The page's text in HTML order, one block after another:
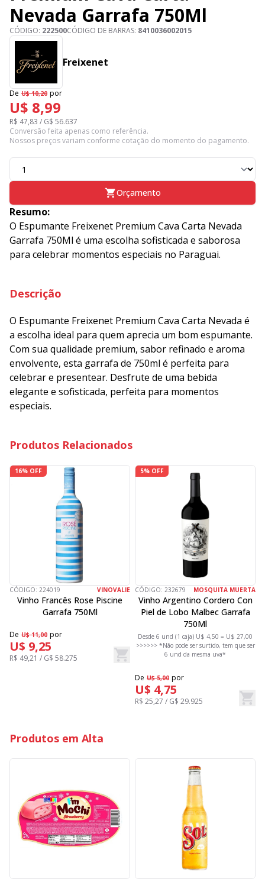
Nevada Garrafa 750Ml
CÓDIGO: 222500CÓDIGO DE BARRAS: 8410036002015
Freixenet
De U$ 10,20 por
U$ 8,99
R$ 47,83 / G$ 56.637
Conversão feita apenas como referência.
Nossos preços variam conforme cotação do momento do pagamento.
Orçamento
Resumo:
O Espumante Freixenet Premium Cava Carta Nevada
Garrafa 750Ml é uma escolha sofisticada e saborosa
para celebrar momentos especiais no Paraguai.
Descrição
O Espumante Freixenet Premium Cava Carta Nevada é
a escolha ideal para quem aprecia um bom espumante.
Com sua qualidade premium, sabor refinado e aroma
envolvente, esta garrafa de 750ml é perfeita para
celebrar e presentear. Desfrute de uma bebida
elegante e sofisticada, perfeita para momentos
especiais.
Produtos Relacionados
16% OFF
CÓDIGO: 224019 VINOVALIE
Vinho Francês Rose Piscine
Garrafa 750Ml
De U$ 11,00 por
U$ 9,25
R$ 49,21 / G$ 58.275
5% OFF
CÓDIGO: 232679 MOSQUITA MUERTA
Vinho Argentino Cordero Con
Piel de Lobo Malbec Garrafa
750Ml
Desde 6 und (1 caja) U$ 4,50 = U$ 27,00
>>>>>> *Não pode ser surtido, tem que ser
6 und da mesma uva*
De U$ 5,00 por
U$ 4,75
R$ 25,27 / G$ 29.925
Produtos em Alta